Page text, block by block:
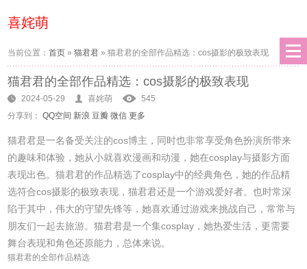
喜姹萌
当前位置：首页 »猫君君 »猫君君的全部作品精选：cos摄影的极致表现
猫君君的全部作品精选：cos摄影的极致表现
2024-05-29 喜姹萌
545
分享到： QQ空间 新浪 豆瓣 微信 更多
猫君君是一名备受关注的cos博主，同时也非常享受角色扮演所带来
的趣味和体验，她从小就喜欢漫画和动漫，她在cosplay与摄影方面
表现出色。猫君君的作品精选了cosplay中的经典角色，她的作品精
选符合cos摄影的极致表现，猫君君还是一个游戏爱好者。也时常深
陷于其中，伟大的守望先锋等，她喜欢通过游戏来挑战自己，常常与
朋友们一起去旅游。猫君君是一个集cosplay，她热爱生活，更需要
舞台表现和角色还原能力，总体来说。
猫君君的全部作品精选